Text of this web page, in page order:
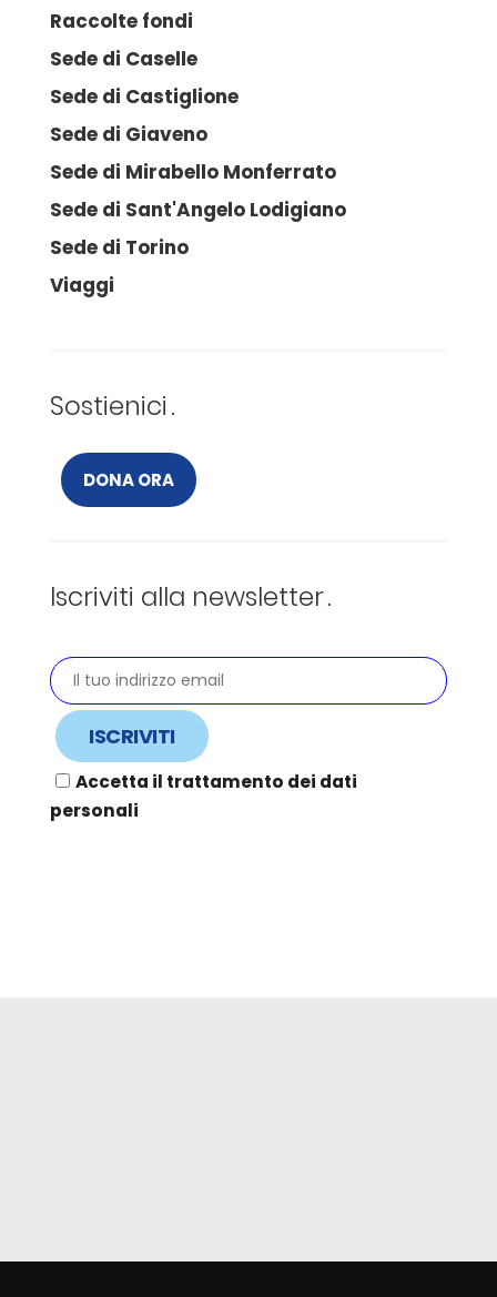
Raccolte fondi
Sede di Caselle
Sede di Castiglione
Sede di Giaveno
Sede di Mirabello Monferrato
Sede di Sant'Angelo Lodigiano
Sede di Torino
Viaggi
Sostienici
DONA ORA
Iscriviti alla newsletter
Accetta il trattamento dei dati
personali